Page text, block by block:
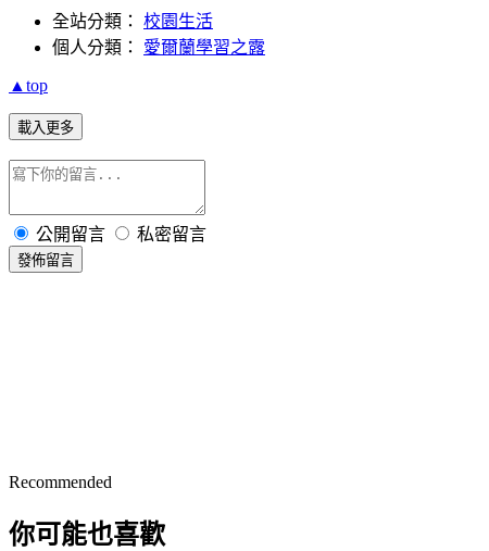
全站分類： 校園生活
個人分類： 愛爾蘭學習之露
▲top
載入更多
公開留言 私密留言
發佈留言
Recommended
你可能也喜歡